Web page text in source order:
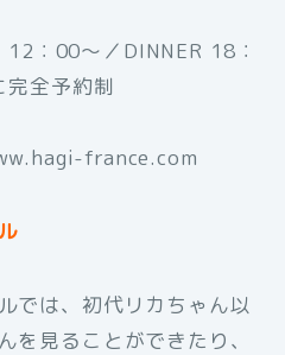
12：00～／DINNER 18：
全予約制
france.com
では、初代リカちゃん以
を見ることができたり、